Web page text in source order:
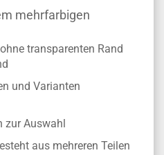
mehrfarbigen
transparenten Rand
und Varianten
zur Auswahl
aus mehreren Teilen